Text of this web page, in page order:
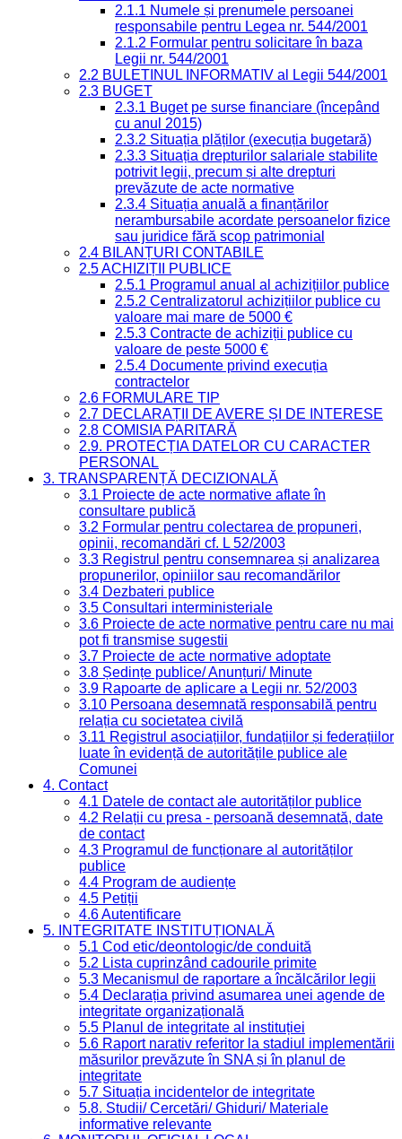
2.1.1 Numele și prenumele persoanei
responsabile pentru Legea nr. 544/2001
2.1.2 Formular pentru solicitare în baza
Legii nr. 544/2001
2.2 BULETINUL INFORMATIV al Legii 544/2001
2.3 BUGET
2.3.1 Buget pe surse financiare (începând
cu anul 2015)
2.3.2 Situația plăților (execuția bugetară)
2.3.3 Situația drepturilor salariale stabilite
potrivit legii, precum și alte drepturi
prevăzute de acte normative
2.3.4 Situația anuală a finanțărilor
nerambursabile acordate persoanelor fizice
sau juridice fără scop patrimonial
2.4 BILANȚURI CONTABILE
2.5 ACHIZIȚII PUBLICE
2.5.1 Programul anual al achizițiilor publice
2.5.2 Centralizatorul achizițiilor publice cu
valoare mai mare de 5000 €
2.5.3 Contracte de achiziții publice cu
valoare de peste 5000 €
2.5.4 Documente privind execuția
contractelor
2.6 FORMULARE TIP
2.7 DECLARAȚII DE AVERE ȘI DE INTERESE
2.8 COMISIA PARITARĂ
2.9. PROTECȚIA DATELOR CU CARACTER
PERSONAL
3. TRANSPARENȚĂ DECIZIONALĂ
3.1 Proiecte de acte normative aflate în
consultare publică
3.2 Formular pentru colectarea de propuneri,
opinii, recomandări cf. L 52/2003
3.3 Registrul pentru consemnarea și analizarea
propunerilor, opiniilor sau recomandărilor
3.4 Dezbateri publice
3.5 Consultari interministeriale
3.6 Proiecte de acte normative pentru care nu mai
pot fi transmise sugestii
3.7 Proiecte de acte normative adoptate
3.8 Ședințe publice/ Anunțuri/ Minute
3.9 Rapoarte de aplicare a Legii nr. 52/2003
3.10 Persoana desemnată responsabilă pentru
relația cu societatea civilă
3.11 Registrul asociațiilor, fundațiilor și federațiilor
luate în evidență de autoritățile publice ale
Comunei
4. Contact
4.1 Datele de contact ale autorităților publice
4.2 Relații cu presa - persoană desemnată, date
de contact
4.3 Programul de funcționare al autorităților
publice
4.4 Program de audiențe
4.5 Petiții
4.6 Autentificare
5. INTEGRITATE INSTITUȚIONALĂ
5.1 Cod etic/deontologic/de conduită
5.2 Lista cuprinzând cadourile primite
5.3 Mecanismul de raportare a încălcărilor legii
5.4 Declarația privind asumarea unei agende de
integritate organizațională
5.5 Planul de integritate al instituției
5.6 Raport narativ referitor la stadiul implementării
măsurilor prevăzute în SNA și în planul de
integritate
5.7 Situația incidentelor de integritate
5.8. Studii/ Cercetări/ Ghiduri/ Materiale
informative relevante